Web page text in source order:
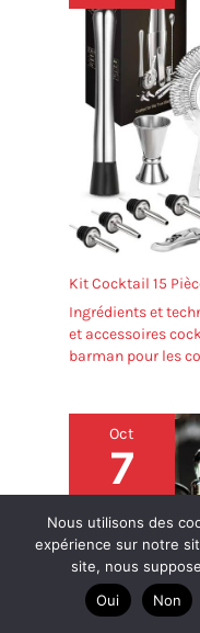
Kit Cocktail 15
Ingrédients et
et accessoires
barman pour les
Oct
7
2024
Nous utilisons des
expérience sur notre
site, nous
Oui
Non